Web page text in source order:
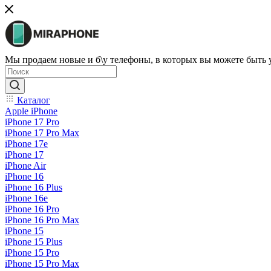
Мы продаем новые и б\у телефоны, в которых вы можете быть
Каталог
Apple iPhone
iPhone 17 Pro
iPhone 17 Pro Max
iPhone 17e
iPhone 17
iPhone Air
iPhone 16
iPhone 16 Plus
iPhone 16e
iPhone 16 Pro
iPhone 16 Pro Max
iPhone 15
iPhone 15 Plus
iPhone 15 Pro
iPhone 15 Pro Max